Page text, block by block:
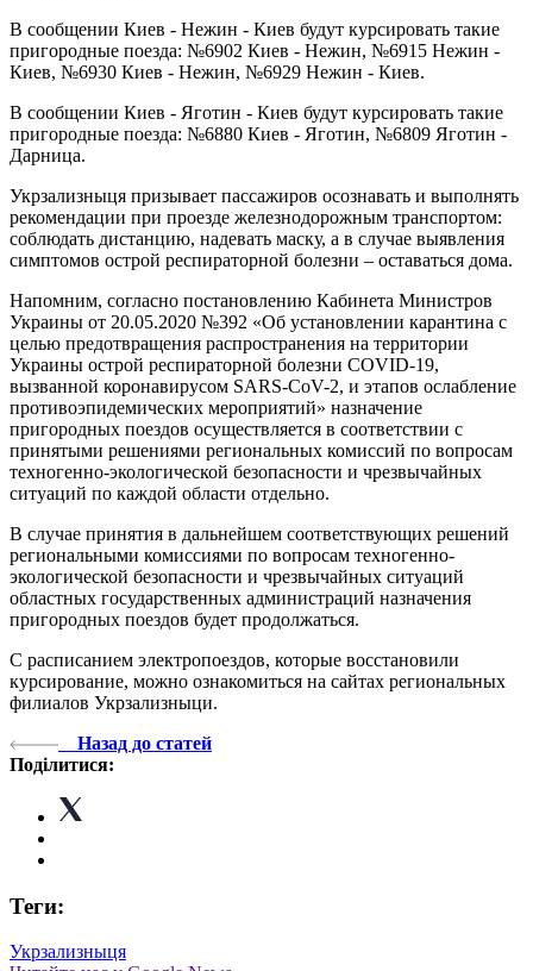
В сообщении Киев - Нежин - Киев будут курсировать такие
пригородные поезда: №6902 Киев - Нежин, №6915 Нежин -
Киев, №6930 Киев - Нежин, №6929 Нежин - Киев.
В сообщении Киев - Яготин - Киев будут курсировать такие
пригородные поезда: №6880 Киев - Яготин, №6809 Яготин -
Дарница.
Укрзализныця призывает пассажиров осознавать и выполнять
рекомендации при проезде железнодорожным транспортом:
соблюдать дистанцию, надевать маску, а в случае выявления
симптомов острой респираторной болезни – оставаться дома.
Напомним, согласно постановлению Кабинета Министров
Украины от 20.05.2020 №392 «Об установлении карантина с
целью предотвращения распространения на территории
Украины острой респираторной болезни COVID-19,
вызванной коронавирусом SARS-CoV-2, и этапов ослабление
противоэпидемических мероприятий» назначение
пригородных поездов осуществляется в соответствии с
принятыми решениями региональных комиссий по вопросам
техногенно-экологической безопасности и чрезвычайных
ситуаций по каждой области отдельно.
В случае принятия в дальнейшем соответствующих решений
региональными комиссиями по вопросам техногенно-
экологической безопасности и чрезвычайных ситуаций
областных государственных администраций назначения
пригородных поездов будет продолжаться.
С расписанием электропоездов, которые восстановили
курсирование, можно ознакомиться на сайтах региональных
филиалов Укрзализныци.
Назад до статей
Поділитися:
Теги:
Укрзализныця